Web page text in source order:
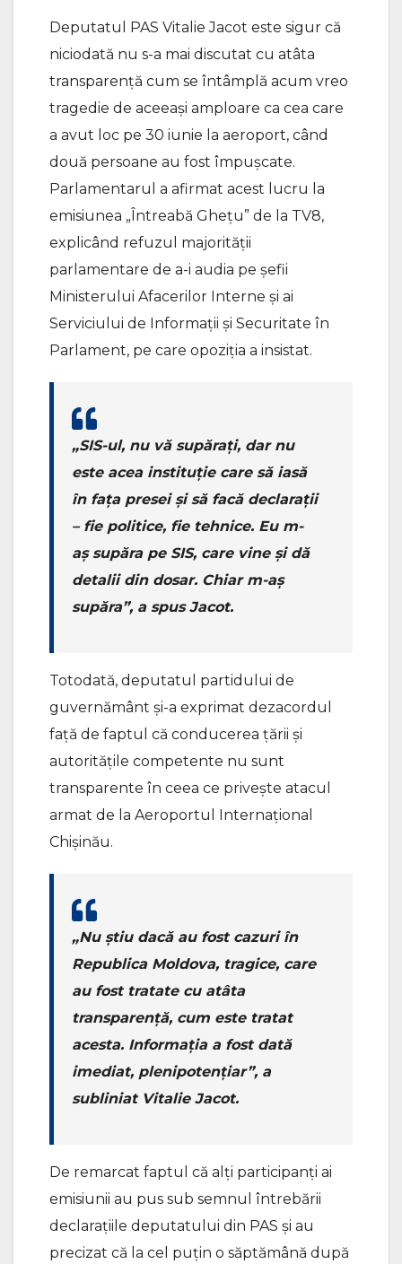
Deputatul PAS Vitalie Jacot este sigur că
niciodată nu s-a mai discutat cu atâta
transparență cum se întâmplă acum vreo
tragedie de aceeași amploare ca cea care
a avut loc pe 30 iunie la aeroport, când
două persoane au fost împușcate.
Parlamentarul a afirmat acest lucru la
emisiunea „Întreabă Ghețu” de la TV8,
explicând refuzul majorității
parlamentare de a-i audia pe șefii
Ministerului Afacerilor Interne și ai
Serviciului de Informații și Securitate în
Parlament, pe care opoziția a insistat.
„SIS-ul, nu vă supărați, dar nu
este acea instituție care să iasă
în fața presei și să facă declarații
– fie politice, fie tehnice. Eu m-
aș supăra pe SIS, care vine și dă
detalii din dosar. Chiar m-aș
supăra”, a spus Jacot.
Totodată, deputatul partidului de
guvernământ și-a exprimat dezacordul
față de faptul că conducerea țării și
autoritățile competente nu sunt
transparente în ceea ce privește atacul
armat de la Aeroportul Internațional
Chișinău.
„Nu știu dacă au fost cazuri în
Republica Moldova, tragice, care
au fost tratate cu atâta
transparență, cum este tratat
acesta. Informația a fost dată
imediat, plenipotențiar”, a
subliniat Vitalie Jacot.
De remarcat faptul că alți participanți ai
emisiunii au pus sub semnul întrebării
declarațiile deputatului din PAS și au
precizat că la cel puțin o săptămână după